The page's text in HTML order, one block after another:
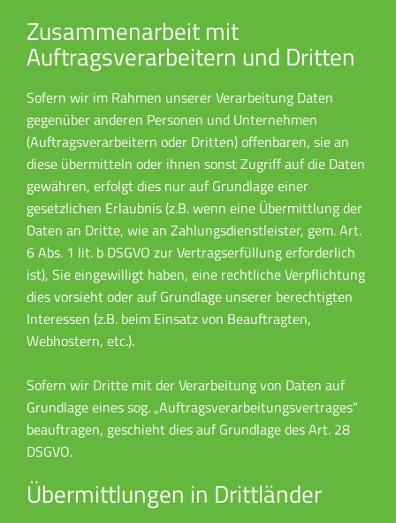
Zusammenarbeit mit
Auftragsverarbeitern und Dritten
Sofern wir im Rahmen unserer Verarbeitung Daten
gegenüber anderen Personen und Unternehmen
(Auftragsverarbeitern oder Dritten) offenbaren, sie an
diese übermitteln oder ihnen sonst Zugriff auf die Daten
gewähren, erfolgt dies nur auf Grundlage einer
gesetzlichen Erlaubnis (z.B. wenn eine Übermittlung der
Daten an Dritte, wie an Zahlungsdienstleister, gem. Art.
6 Abs. 1 lit. b DSGVO zur Vertragserfüllung erforderlich
ist), Sie eingewilligt haben, eine rechtliche Verpflichtung
dies vorsieht oder auf Grundlage unserer berechtigten
Interessen (z.B. beim Einsatz von Beauftragten,
Webhostern, etc.).
Sofern wir Dritte mit der Verarbeitung von Daten auf
Grundlage eines sog. „Auftragsverarbeitungsvertrages“
beauftragen, geschieht dies auf Grundlage des Art. 28
DSGVO.
Übermittlungen in Drittländer